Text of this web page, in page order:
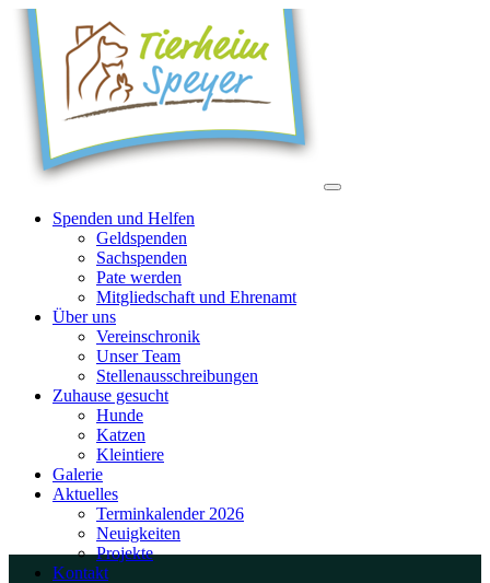
Spenden und Helfen
Geldspenden
Sachspenden
Pate werden
Mitgliedschaft und Ehrenamt
Über uns
Vereinschronik
Unser Team
Stellenausschreibungen
Zuhause gesucht
Hunde
Katzen
Kleintiere
Galerie
Aktuelles
Terminkalender 2026
Neuigkeiten
Projekte
Kontakt